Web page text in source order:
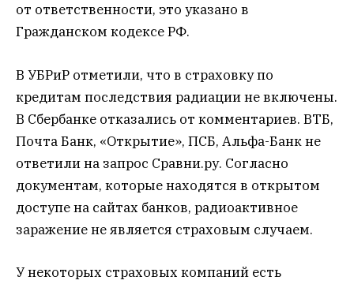
от ответственности, это указано в
Гражданском кодексе РФ.
В УБРиР отметили, что в страховку по
кредитам последствия радиации не включены.
В Сбербанке отказались от комментариев. ВТБ,
Почта Банк, «Открытие», ПСБ, Альфа-Банк не
ответили на запрос Сравни.ру. Согласно
документам, которые находятся в открытом
доступе на сайтах банков, радиоактивное
заражение не является страховым случаем.
У некоторых страховых компаний есть